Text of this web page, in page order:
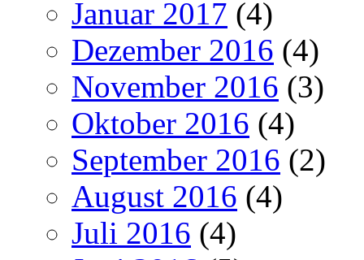
Januar 2017 (4)
Dezember 2016 (4)
November 2016 (3)
Oktober 2016 (4)
September 2016 (2)
August 2016 (4)
Juli 2016 (4)